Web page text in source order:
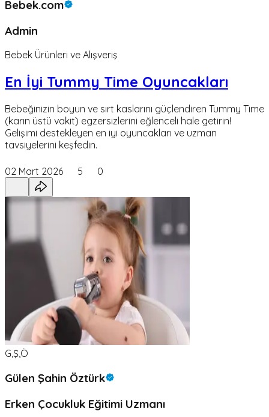
Bebek.com
Admin
Bebek Ürünleri ve Alışveriş
En İyi Tummy Time Oyuncakları
Bebeğinizin boyun ve sırt kaslarını güçlendiren Tummy Time
(karın üstü vakit) egzersizlerini eğlenceli hale getirin!
Gelişimi destekleyen en iyi oyuncakları ve uzman
tavsiyelerini keşfedin.
02 Mart 2026 5 0
G,Ş,Ö
Gülen Şahin Öztürk
Erken Çocukluk Eğitimi Uzmanı